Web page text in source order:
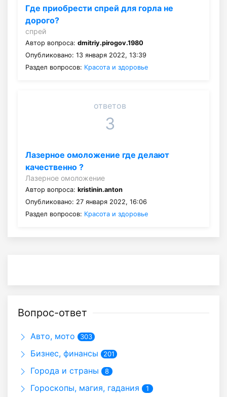
Где приобрести спрей для горла не
дорого?
спрей
Автор вопроса: dmitriy.pirogov.1980
Опубликовано: 13 января 2022, 13:39
Раздел вопросов: Красота и здоровье
ответов
3
Лазерное омоложение где делают
качественно ?
Лазерное омоложение
Автор вопроса: kristinin.anton
Опубликовано: 27 января 2022, 16:06
Раздел вопросов: Красота и здоровье
Вопрос-ответ
Авто, мото 303
Бизнес, финансы 201
Города и страны 8
Гороскопы, магия, гадания 1